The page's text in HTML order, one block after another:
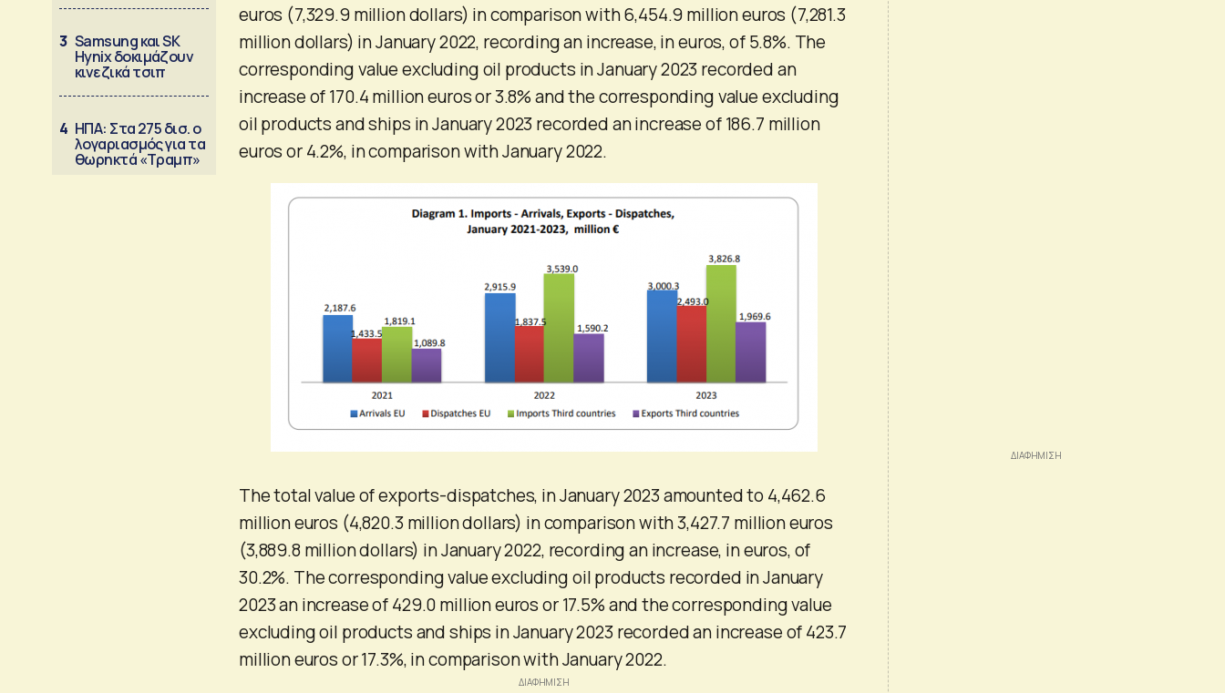
3 Samsung και SK
Hynix δοκιμάζουν
κινεζικά τσιπ
4 ΗΠΑ: Στα 275 δισ. ο
λογαριασμός για τα
θωρηκτά «Τραμπ»
euros (7,329.9 million dollars) in comparison with 6,454.9 million euros (7,281.3
million dollars) in January 2022, recording an increase, in euros, of 5.8%. The
corresponding value excluding oil products in January 2023 recorded an
increase of 170.4 million euros or 3.8% and the corresponding value excluding
oil products and ships in January 2023 recorded an increase of 186.7 million
euros or 4.2%, in comparison with January 2022.
The total value of exports-dispatches, in January 2023 amounted to 4,462.6
million euros (4,820.3 million dollars) in comparison with 3,427.7 million euros
(3,889.8 million dollars) in January 2022, recording an increase, in euros, of
30.2%. The corresponding value excluding oil products recorded in January
2023 an increase of 429.0 million euros or 17.5% and the corresponding value
excluding oil products and ships in January 2023 recorded an increase of 423.7
million euros or 17.3%, in comparison with January 2022.